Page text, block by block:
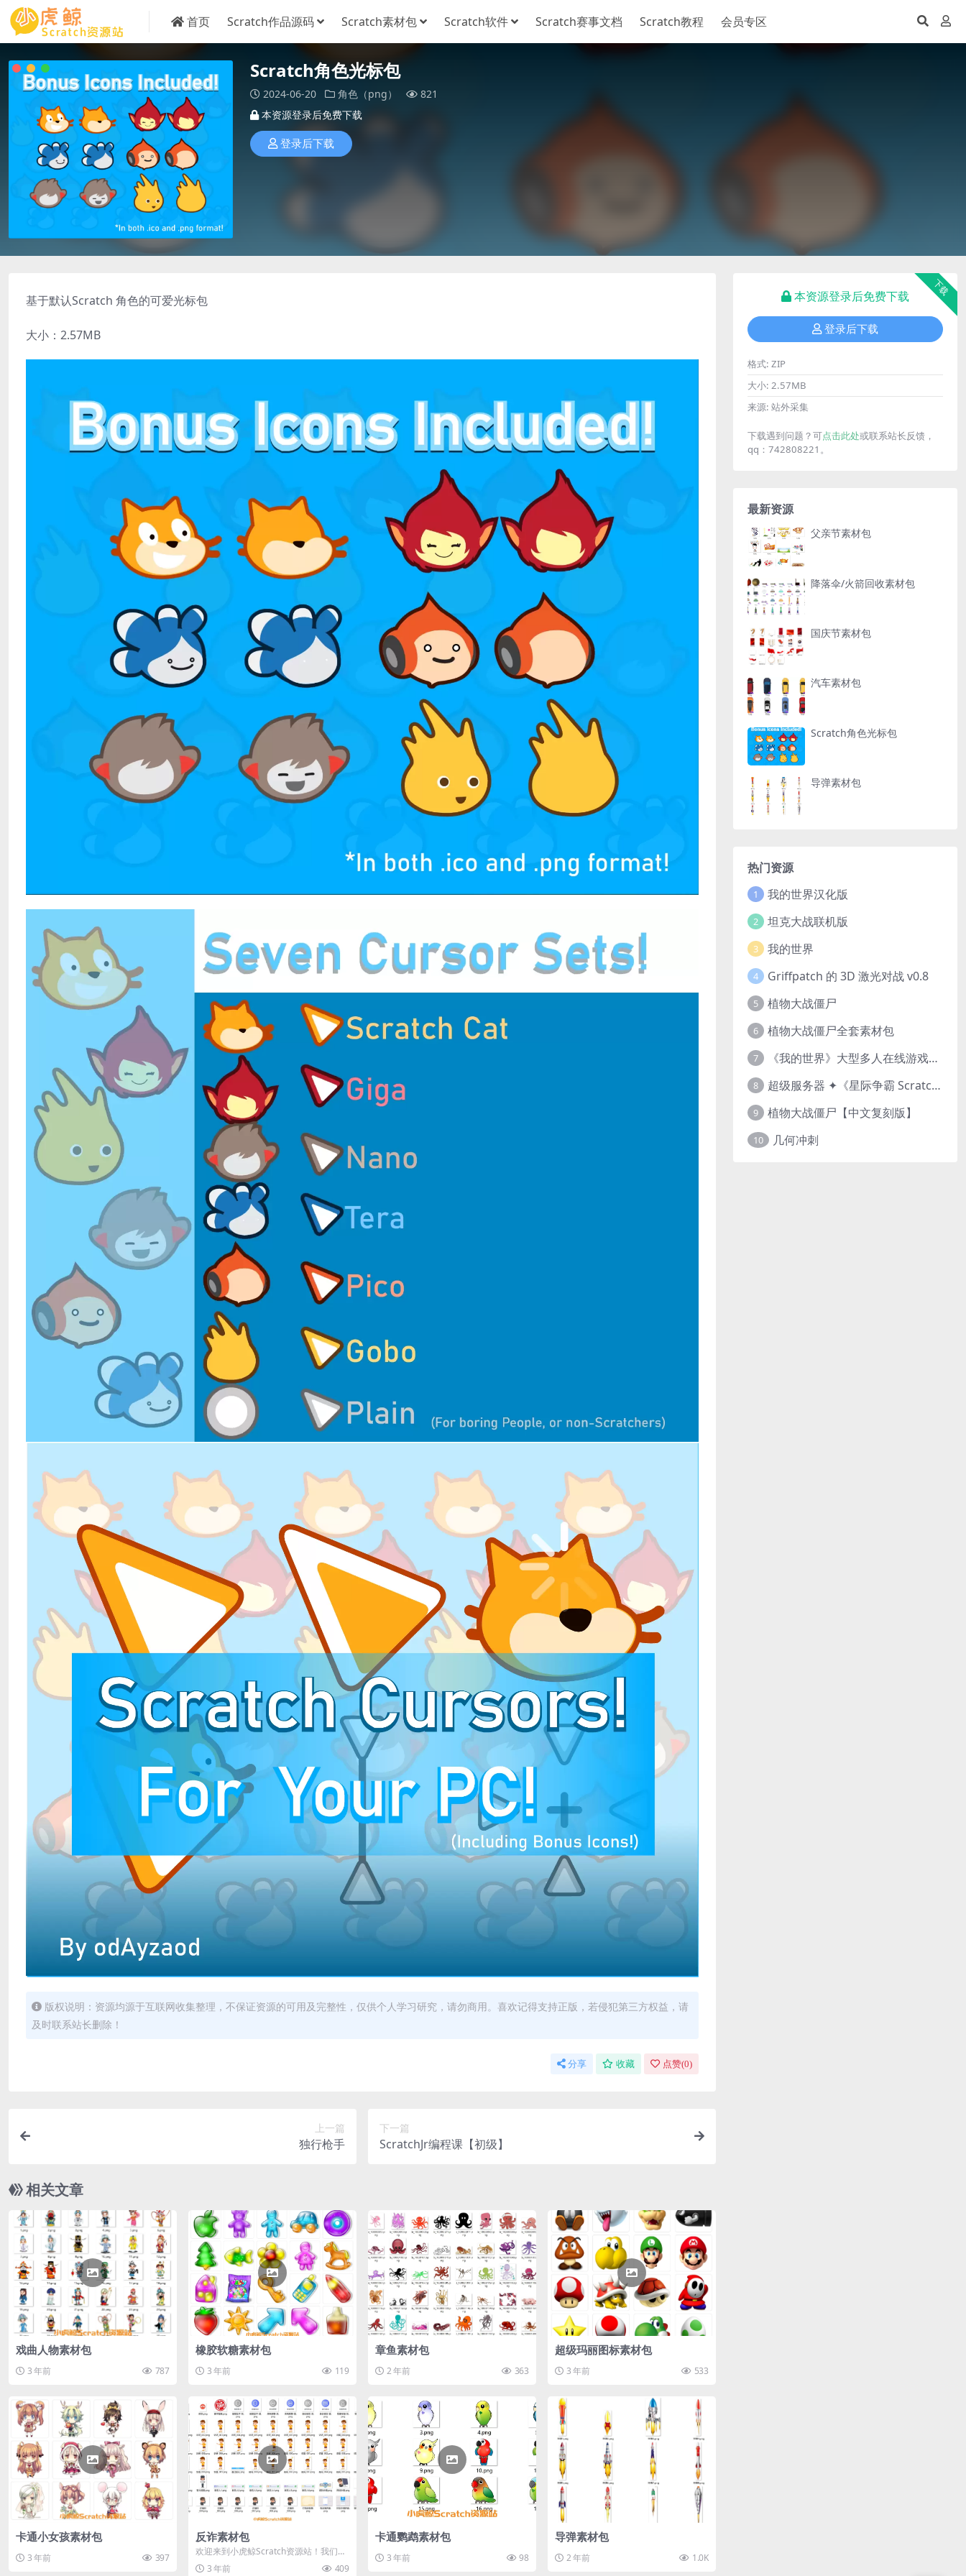
首页 Scratch作品源码 Scratch素材包 Scratch软件 Scratch赛事文档 Scratch教程 会员专区
Scratch角色光标包
2024-06-20 角色（png）
821
本资源登录后免费下载
登录后下载
基于默认Scratch 角色的可爱光标包
大小：2.57MB
版权说明：资源均源于互联网收集整理，不保证资源的可用及完整性，仅供个人学习研究，请勿商用。喜欢记得支持正版，若侵犯第三方权益，请
及时联系站长删除！
分享 收藏 点赞(0)
上一篇
独行枪手
下一篇
ScratchJr编程课【初级】
相关文章
戏曲人物素材包
3 年前 787
橡胶软糖素材包
3 年前 119
章鱼素材包
2 年前 363
超级玛丽图标素材包
3 年前 533
卡通小女孩素材包
3 年前 397
反诈素材包
欢迎来到小虎鲸Scratch资源站！我们为
您提供了一套全新的小学生防诈骗素材
包，...3 年前 409
卡通鹦鹉素材包
3 年前 98
导弹素材包
2 年前 1.0K
下载
本资源登录后免费下载
登录后下载
格式: ZIP
大小: 2.57MB
来源: 站外采集
下载遇到问题？可点击此处或联系站长反馈，
qq：742808221。
最新资源
父亲节素材包
降落伞/火箭回收素材包
国庆节素材包
汽车素材包
Scratch角色光标包
导弹素材包
热门资源
1 我的世界汉化版
2 坦克大战联机版
3 我的世界
4 Griffpatch 的 3D 激光对战 v0.8
5 植物大战僵尸
6 植物大战僵尸全套素材包
7 《我的世界》大型多人在线游戏（MMO）v1.7
8 超级服务器 ✦《星际争霸 Scratch（经典版本）》
9 植物大战僵尸【中文复刻版】
10 几何冲刺